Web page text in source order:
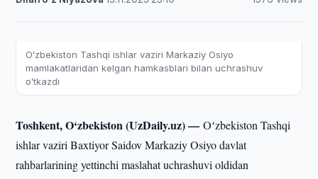
Oʻzbekiston Tashqi ishlar vaziri Markaziy Osiyo
mamlakatlaridan kelgan hamkasblari bilan uchrashuv
oʻtkazdi
Toshkent, O‘zbekiston (UzDaily.uz) —Oʻzbekiston Tashqi
ishlar vaziri Baxtiyor Saidov Markaziy Osiyo davlat
rahbarlarining yettinchi maslahat uchrashuvi oldidan